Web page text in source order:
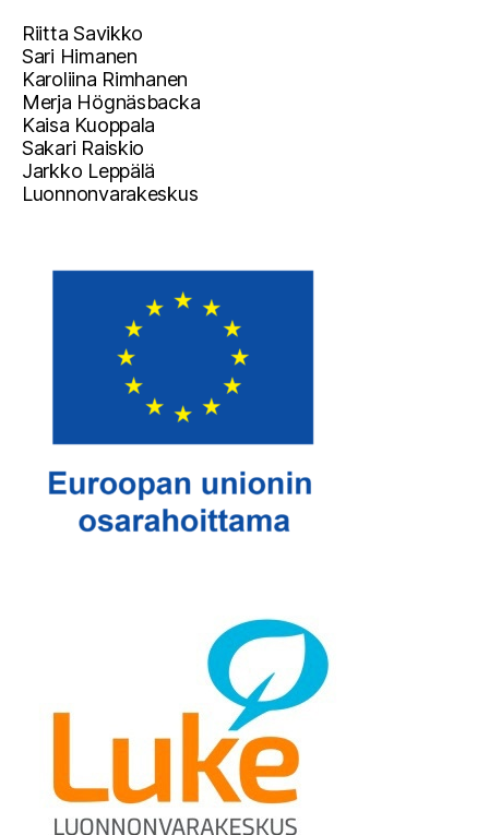
Riitta Savikko
Sari Himanen
Karoliina Rimhanen
Merja Högnäsbacka
Kaisa Kuoppala
Sakari Raiskio
Jarkko Leppälä
Luonnonvarakeskus